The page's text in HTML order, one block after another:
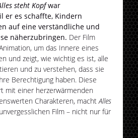
steht Kopfwar
er es schaffte, Kindern
auf eine verständliche und
näherzubringen. Der Film
um das Innere eines
und zeigt, wie wichtig es ist, alle
und zu verstehen, dass sie
Berechtigung haben. Diese
mit einer herzerwärmenden
Charakteren, machtAlles
Film – nicht nur für